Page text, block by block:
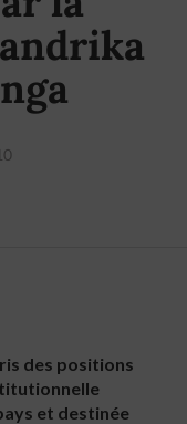
des positions
et destinée